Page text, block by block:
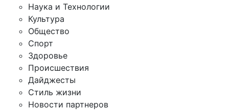
Наука и Технологии
Культура
Общество
Спорт
Здоровье
Происшествия
Дайджесты
Стиль жизни
Новости партнеров